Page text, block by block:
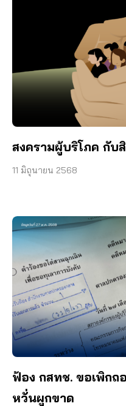
สงครามผู้บริโภค กับ
11 มิถุนายน 2568
ฟ้อง กสทช. ขอเพิก
หวั่นผูกขาด